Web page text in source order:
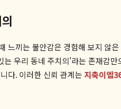
끼는 불안감은 경험해 보지 않
우리 동네 주치의'라는 존재감
다. 이러한 신뢰 관계는 지축이엠